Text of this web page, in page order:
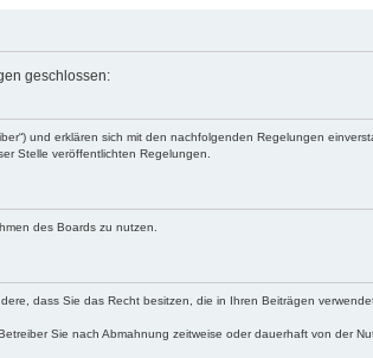
geschlossen:
und erklären sich mit den nachfolgenden Regelungen
Stelle veröffentlichten Regelungen.
des Boards zu nutzen.
dass Sie das Recht besitzen, die in Ihren Beiträgen
Sie nach Abmahnung zeitweise oder dauerhaft von der